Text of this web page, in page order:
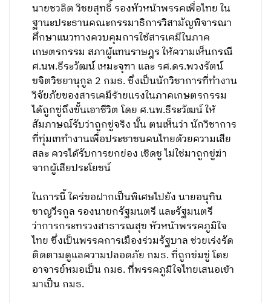
นายชวลิต วิชยสุทธิ์ รองหัวหน้าพรรคเพื่อไทย ใน
ฐานะประธานคณะกรรมาธิการวิสามัญพิจารณา
ศึกษาแนวทางควบคุมการใช้สารเคมีในภาค
เกษตรกรรม สภาผู้แทนราษฎร ให้ความเห็นกรณี
ศ.นพ.ธีระวัฒน์ เหมะจุฑา และ รศ.ดร.พวงรัตน์
ขจิตวิชยานุกูล 2 กมธ. ซึ่งเป็นนักวิชาการที่ทำงาน
วิจัยภัยของสารเคมีร้ายแรงในภาคเกษตรกรรม
ได้ถูกขู่ถึงขั้นเอาชีวิต โดย ศ.นพ.ธีระวัฒน์ ให้
สัมภาษณ์รับว่าถูกขู่จริง นั้น ตนเห็นว่า นักวิชาการ
ที่ทุ่มเททำงานเพื่อประชาชนคนไทยด้วยความเสีย
สละ ควรได้รับการยกย่อง เชิดชู ไม่ใช่มาถูกขู่ฆ่า
จากผู้เสียประโยชน์
ในการนี้ ใคร่ขอฝากเป็นพิเศษไปยัง นายอนุทิน
ชาญวีรกูล รองนายกรัฐมนตรี และรัฐมนตรี
ว่าการกระทรวงสาธารณสุข หัวหน้าพรรคภูมิใจ
ไทย ซึ่งเป็นพรรคการเมืองร่วมรัฐบาล ช่วยเร่งรัด
ติดตามดูแลความปลอดภัย กมธ. ที่ถูกข่มขู่ โดย
อาจารย์หมอเป็น กมธ. ที่พรรคภูมิใจไทยเสนอเข้า
มาเป็น กมธ.